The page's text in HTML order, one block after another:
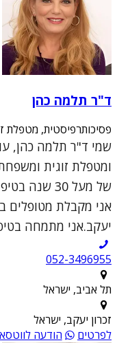
ד"ר תלמה כהן
פסיכותרפיסטית, מטפלת
ומטפלת זוגית
של מעל 30
אני מקבלת מטופלים
יעקב.אני מתמחה
052-3496955
תל אביב, ישראל
זכרון יעקב, ישראל
לפרטים
הודעה